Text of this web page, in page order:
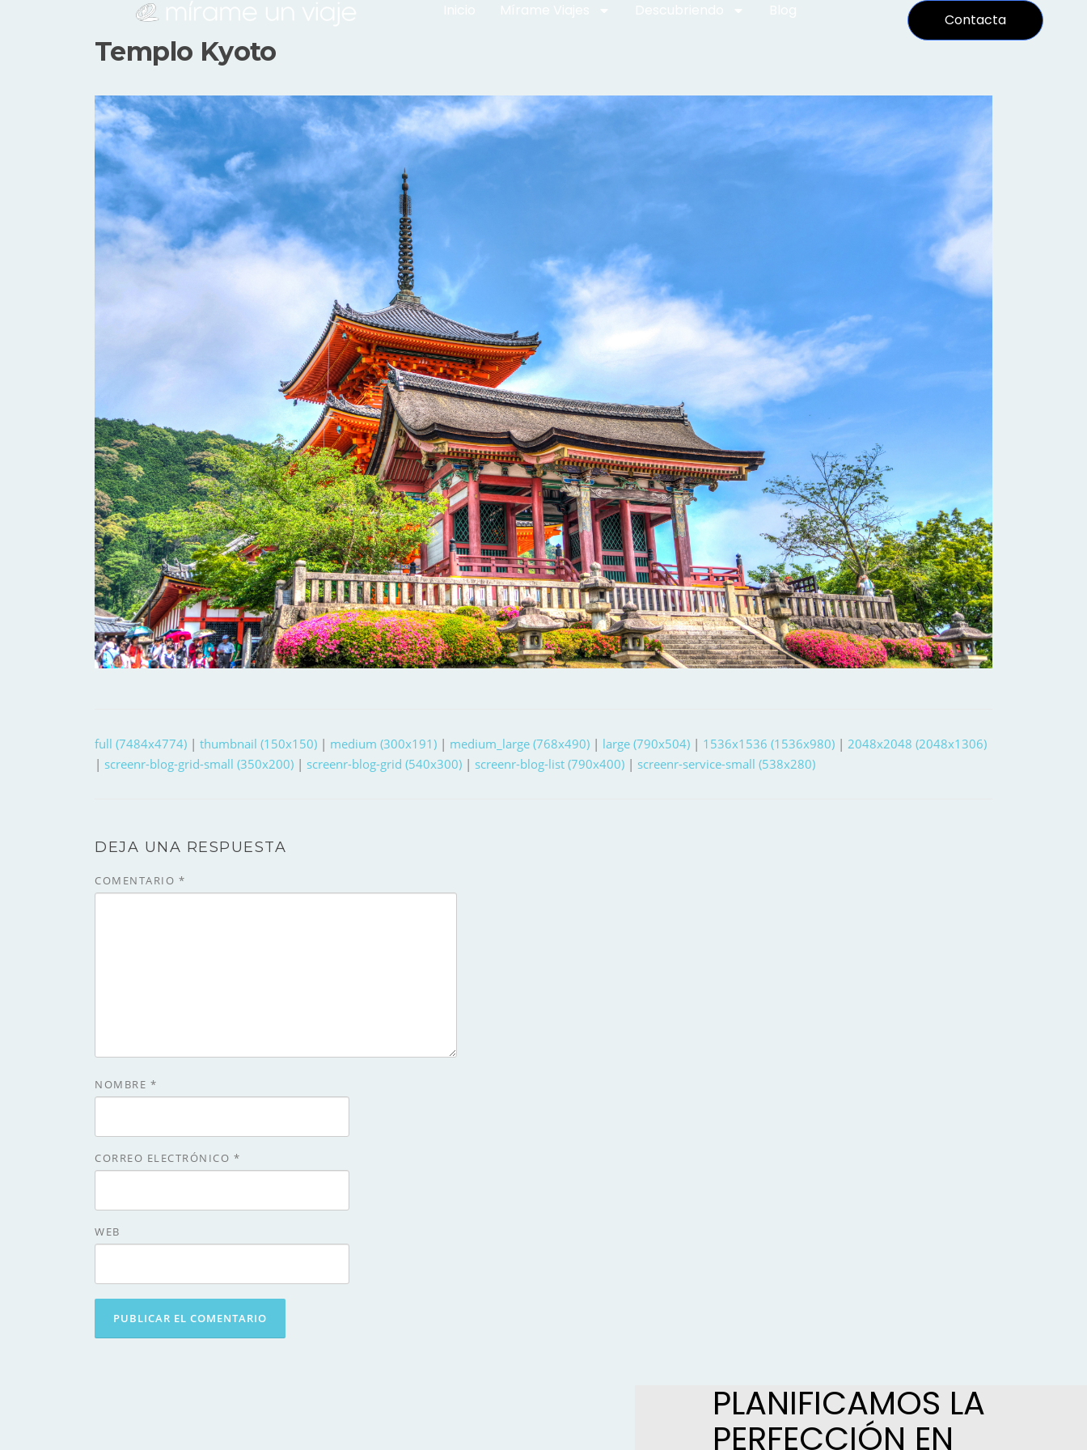
Contacta
Templo Kyoto
full (7484x4774) | thumbnail (150x150) | medium (300x191) | medium_large (768x490) | large (790x504) | 1536x1536 (1536x980) | 2048x2048 (2048x1306)
| screenr-blog-grid-small (350x200) | screenr-blog-grid (540x300) | screenr-blog-list (790x400) | screenr-service-small (538x280)
DEJA UNA RESPUESTA
COMENTARIO *
NOMBRE *
CORREO ELECTRÓNICO *
WEB
PLANIFICAMOS LA
PERFECCIÓN EN